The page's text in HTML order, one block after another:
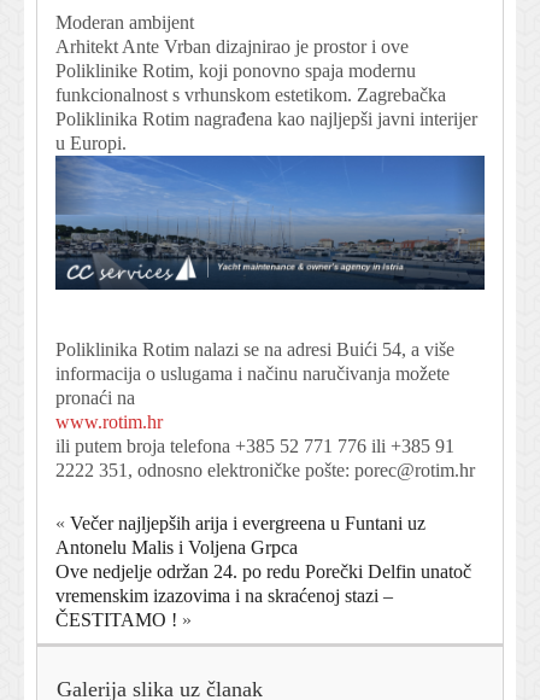
Moderan ambijent
Arhitekt Ante Vrban dizajnirao je prostor i ove
Poliklinike Rotim, koji ponovno spaja modernu
funkcionalnost s vrhunskom estetikom. Zagrebačka
Poliklinika Rotim nagrađena kao najljepši javni interijer
u Europi.
Poliklinika Rotim nalazi se na adresi Buići 54, a više
informacija o uslugama i načinu naručivanja možete
pronaći na
www.rotim.hr
ili putem broja telefona +385 52 771 776 ili +385 91
2222 351, odnosno elektroničke pošte: porec@rotim.hr
« Večer najljepših arija i evergreena u Funtani uz
Antonelu Malis i Voljena Grpca
Ove nedjelje održan 24. po redu Porečki Delfin unatoč
vremenskim izazovima i na skraćenoj stazi –
ČESTITAMO ! »
Galerija slika uz članak